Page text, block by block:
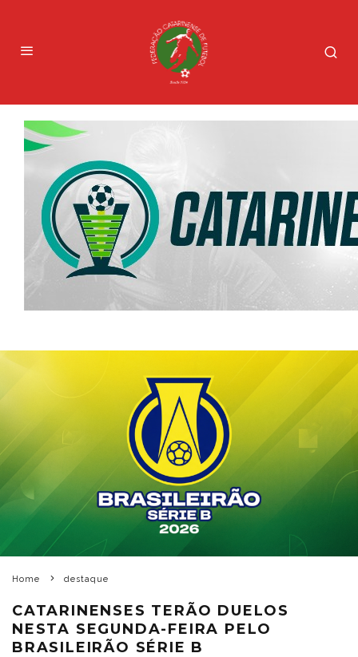
Home destaque
CATARINENSES TERÃO DUELOS
NESTA SEGUNDA-FEIRA PELO
BRASILEIRÃO SÉRIE B